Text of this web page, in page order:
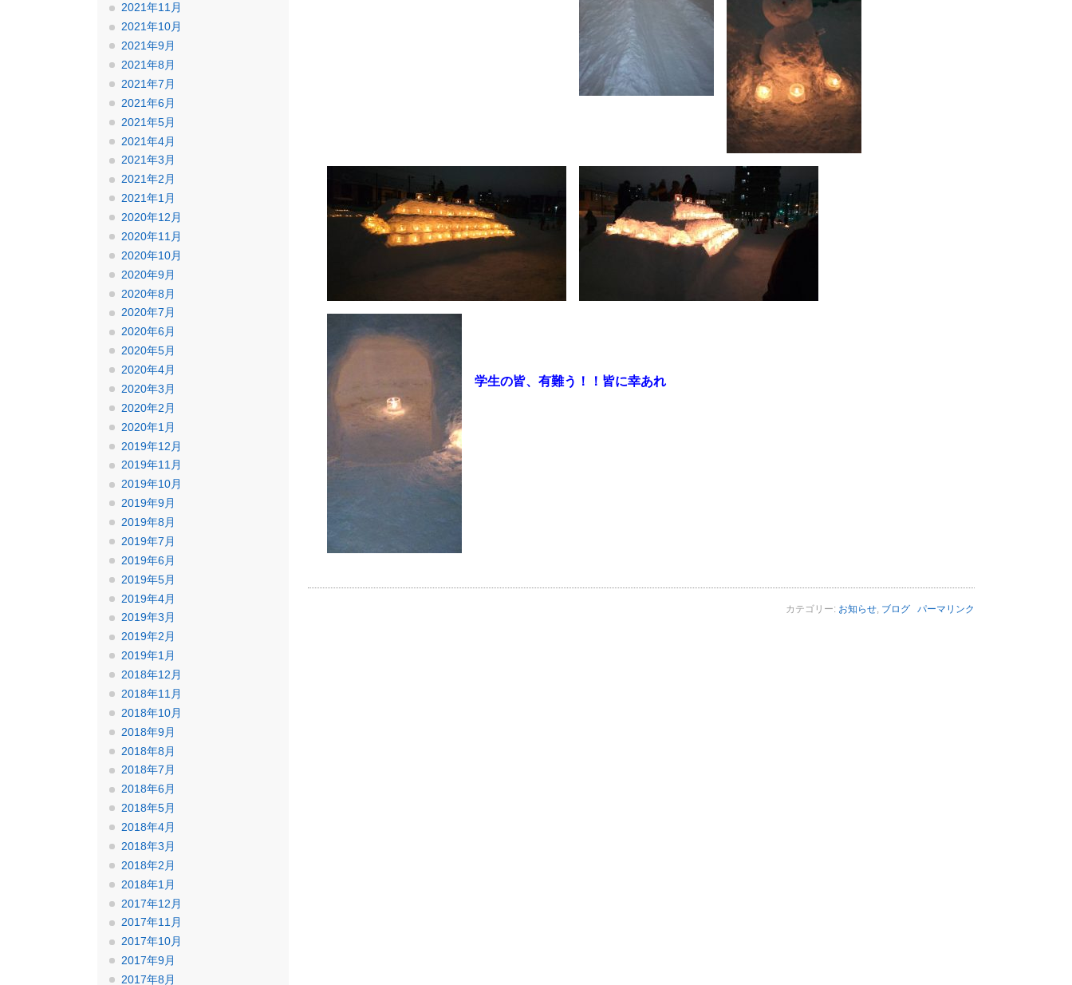
学生の皆、有難う！！皆に幸あれ
カテゴリー: お知らせ ブログ パーマリンク
2021年11月
2021年10月
2021年9月
2021年8月
2021年7月
2021年6月
2021年5月
2021年4月
2021年3月
2021年2月
2021年1月
2020年12月
2020年11月
2020年10月
2020年9月
2020年8月
2020年7月
2020年6月
2020年5月
2020年4月
2020年3月
2020年2月
2020年1月
2019年12月
2019年11月
2019年10月
2019年9月
2019年8月
2019年7月
2019年6月
2019年5月
2019年4月
2019年3月
2019年2月
2019年1月
2018年12月
2018年11月
2018年10月
2018年9月
2018年8月
2018年7月
2018年6月
2018年5月
2018年4月
2018年3月
2018年2月
2018年1月
2017年12月
2017年11月
2017年10月
2017年9月
2017年8月